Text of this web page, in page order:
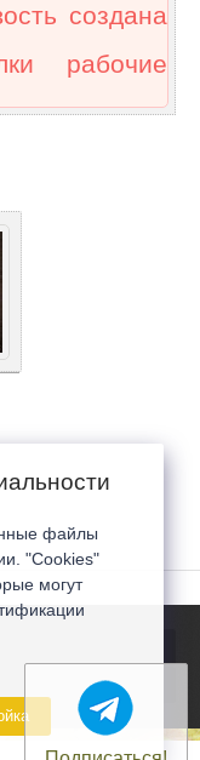
создана
рабочие
файлы
"Cookies"
могут